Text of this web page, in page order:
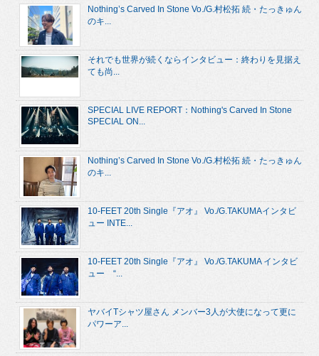
Nothing’s Carved In Stone Vo./G.村松拓 続・たっきゅん
のキ...
それでも世界が続くならインタビュー：終わりを見据え
ても尚...
SPECIAL LIVE REPORT：Nothing's Carved In Stone
SPECIAL ON...
Nothing’s Carved In Stone Vo./G.村松拓 続・たっきゅん
のキ...
10-FEET 20th Single『アオ』 Vo./G.TAKUMAインタビ
ュー INTE...
10-FEET 20th Single『アオ』 Vo./G.TAKUMA インタビ
ュー “...
ヤバイTシャツ屋さん メンバー3人が大使になって更に
パワーア...